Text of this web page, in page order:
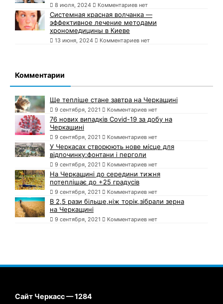
8 июля, 2024 Комментариев нет
Системная красная волчанка —
эффективное лечение методами
хрономедицины в Киеве
13 июня, 2024 Комментариев нет
Комментарии
Ще тепліше стане завтра на Черкащині
9 сентября, 2021 Комментариев нет
76 нових випадків Covid-19 за добу на
Черкащині
9 сентября, 2021 Комментариев нет
У Черкасах створюють нове місце для
відпочинку:фонтани і перголи
9 сентября, 2021 Комментариев нет
На Черкащині до середини тижня
потеплішає до +25 градусів
9 сентября, 2021 Комментариев нет
В 2,5 рази більше,ніж торік,зібрали зерна
на Черкащині
9 сентября, 2021 Комментариев нет
Сайт Черкасс — 1284